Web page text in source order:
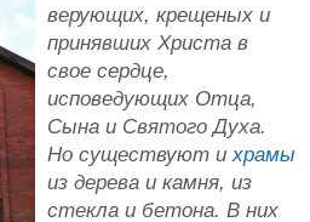
верующих, крещеных и
принявших Христа в
свое сердце,
исповедующих Отца,
Сына и Святого Духа.
Но существуют ихрамы
из дерева и камня, из
стекла и бетона. В них